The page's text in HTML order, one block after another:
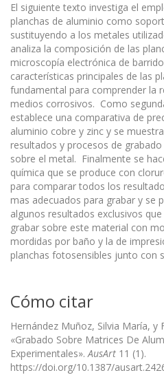
El siguiente texto investiga el
planchas de aluminio como
sustituyendo a los metales
analiza la composición de las
microscopía electrónica de
características principales de las
fundamental para comprender la
medios corrosivos. Como
establece una comparativa de
aluminio cobre y zinc y se
resultados y procesos de
sobre el metal. Finalmente se
química que se produce con
para comparar todos los
mas adecuados para grabar y se
algunos resultados exclusivos
grabar sobre este material con
mordidas por baño y la de
planchas fotosensibles junto con
Cómo citar
Hernández Muñoz, Silvia María, y
«Grabado Sobre Matrices De
Experimentales».AusArt 11 (1).
https://doi.org/10.1387/